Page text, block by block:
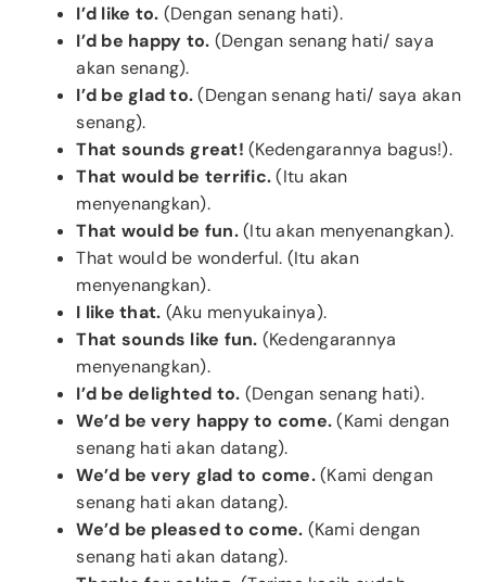
I’d like to. (Dengan senang hati).
I’d be happy to. (Dengan senang hati/ saya
akan senang).
I’d be glad to.(Dengan senang hati/ saya akan
senang).
That sounds great!(Kedengarannya bagus!).
That would be terrific.(Itu akan
menyenangkan).
That would be fun.(Itu akan menyenangkan).
That would be wonderful. (Itu akan
menyenangkan).
I like that. (Aku menyukainya).
That sounds like fun. (Kedengarannya
menyenangkan).
I’d be delighted to. (Dengan senang hati).
We’d be very happy to come.(Kami dengan
senang hati akan datang).
We’d be very glad to come.(Kami dengan
senang hati akan datang).
We’d be pleased to come. (Kami dengan
senang hati akan datang).